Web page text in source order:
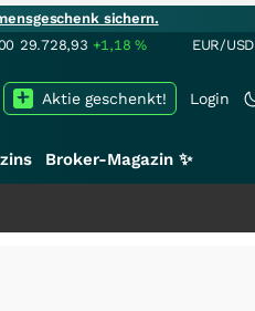
sichern.
29.728,93 +1,18% EUR/USD
Login
Aktie geschenkt!
Broker-Magazin ✨